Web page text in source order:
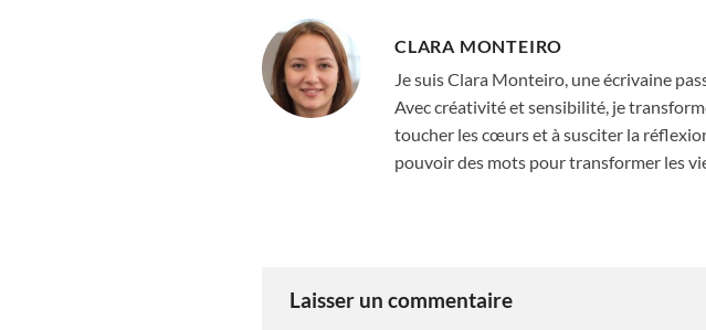
CLARA MONTEIRO
Je suis Clara Monteiro, une écrivaine
Avec créativité et sensibilité, je
toucher les cœurs et à susciter la
pouvoir des mots pour transformer les
Laisser un commentaire